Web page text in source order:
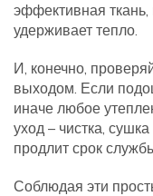
эффективная ткань,
удерживает тепло.
И, конечно,
выходом. Если
иначе любое
уход – чистка,
продлит срок
Соблюдая эти